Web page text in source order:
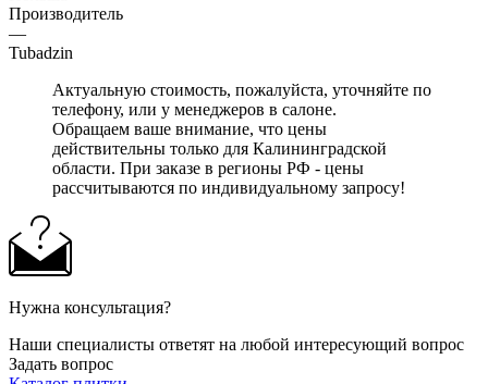
Производитель
—
Tubadzin
Актуальную стоимость, пожалуйста, уточняйте по
телефону, или у менеджеров в салоне.
Обращаем ваше внимание, что цены
действительны только для Калининградской
области. При заказе в регионы РФ - цены
рассчитываются по индивидуальному запросу!
Нужна консультация?
Наши специалисты ответят на любой интересующий вопрос
Задать вопрос